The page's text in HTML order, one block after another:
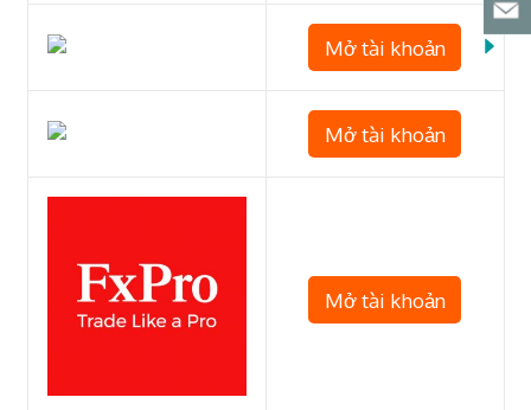
Mở tài khoản
Mở tài khoản
Mở tài khoản